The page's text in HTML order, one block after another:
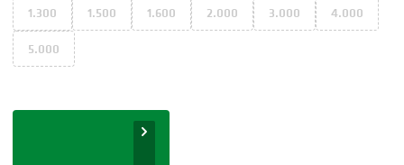
1.300
1.500 1.600 2.000 3.000
4.000
5.000